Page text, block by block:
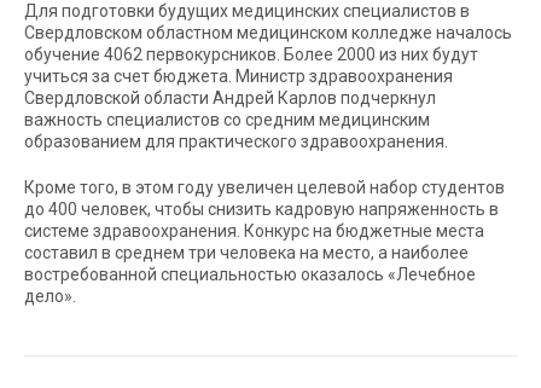
Для подготовки будущих медицинских специалистов в
Свердловском областном медицинском колледже началось
обучение 4062 первокурсников. Более 2000 из них будут
учиться за счет бюджета. Министр здравоохранения
Свердловской области Андрей Карлов подчеркнул
важность специалистов со средним медицинским
образованием для практического здравоохранения.
Кроме того, в этом году увеличен целевой набор студентов
до 400 человек, чтобы снизить кадровую напряженность в
системе здравоохранения. Конкурс на бюджетные места
составил в среднем три человека на место, а наиболее
востребованной специальностью оказалось «Лечебное
дело».